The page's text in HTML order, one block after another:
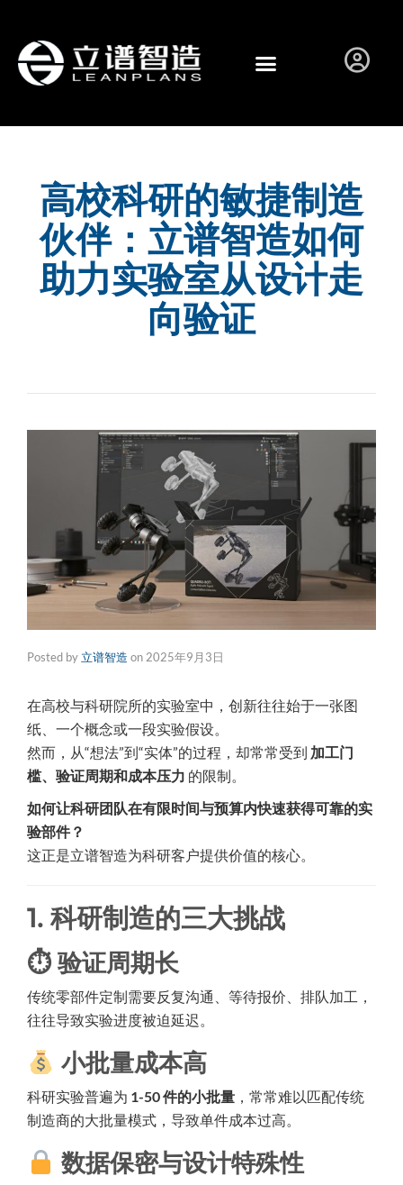
高校科研的敏捷制造
伙伴：立谱智造如何
助力实验室从设计走
向验证
Posted by 立谱智造 on 2025年9月3日
在高校与科研院所的实验室中，创新往往始于一张图
纸、一个概念或一段实验假设。
然而，从“想法”到“实体”的过程，却常常受到 加工门
槛、验证周期和成本压力 的限制。
如何让科研团队在有限时间与预算内快速获得可靠的实
验部件？
这正是立谱智造为科研客户提供价值的核心。
1. 科研制造的三大挑战
⏱ 验证周期长
传统零部件定制需要反复沟通、等待报价、排队加工，
往往导致实验进度被迫延迟。
小批量成本高
科研实验普遍为 1-50 件的小批量 ，常常难以匹配传统
制造商的大批量模式，导致单件成本过高。
数据保密与设计特殊性